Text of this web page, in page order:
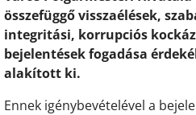
összefüggő visszaélések,
integritási, korrupciós
bejelentések fogadása
alakított ki.
Ennek igénybevételével a